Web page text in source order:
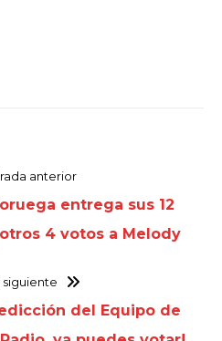
anterior
entrega sus 12
4 votos a Melody
siguiente
del Equipo de